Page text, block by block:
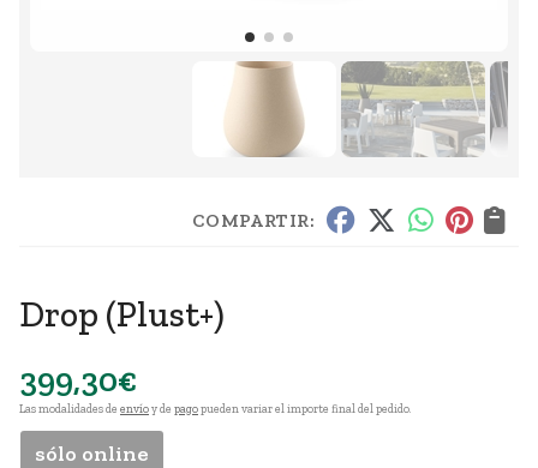
COMPARTIR:
Drop (Plust+)
399,30€
Las modalidades de envíoy de pagopueden variar el importe final del pedido.
sólo online